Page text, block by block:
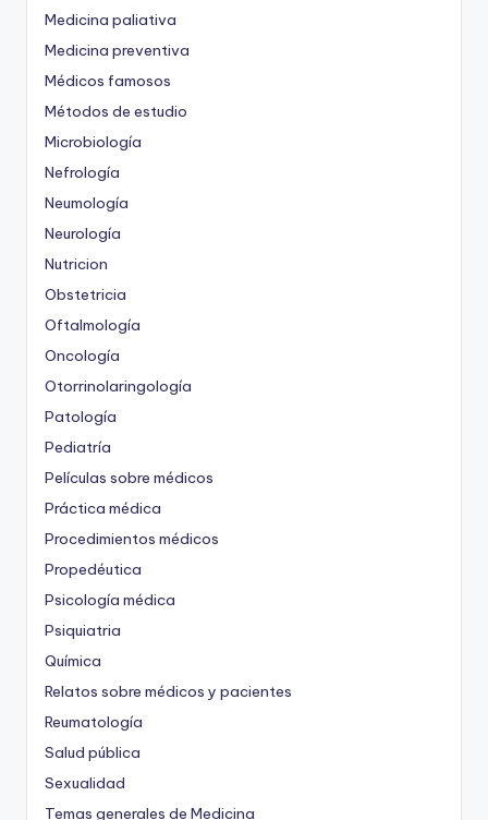
Medicina paliativa
Medicina preventiva
Médicos famosos
Métodos de estudio
Microbiología
Nefrología
Neumología
Neurología
Nutricion
Obstetricia
Oftalmología
Oncología
Otorrinolaringología
Patología
Pediatría
Películas sobre médicos
Práctica médica
Procedimientos médicos
Propedéutica
Psicología médica
Psiquiatria
Química
Relatos sobre médicos y pacientes
Reumatología
Salud pública
Sexualidad
Temas generales de Medicina